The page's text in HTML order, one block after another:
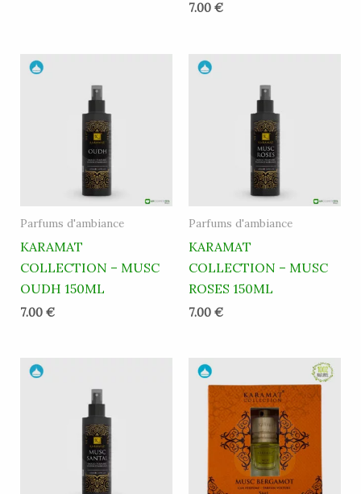
7.00 €
Parfums d'ambiance
KARAMAT
COLLECTION – MUSC
OUDH 150ML
7.00 €
Parfums d'ambiance
KARAMAT
COLLECTION – MUSC
ROSES 150ML
7.00 €